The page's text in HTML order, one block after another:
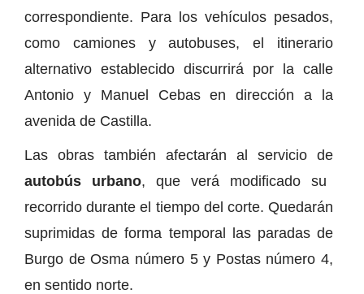
correspondiente. Para los vehículos pesados,
como camiones y autobuses, el itinerario
alternativo establecido discurrirá por la calle
Antonio y Manuel Cebas en dirección a la
avenida de Castilla.
Las obras también afectarán al servicio de
autobús urbano, que verá modificado su
recorrido durante el tiempo del corte. Quedarán
suprimidas de forma temporal las paradas de
Burgo de Osma número 5 y Postas número 4,
en sentido norte.